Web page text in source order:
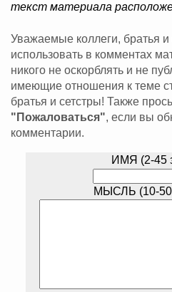
текст материала
Уважаемые коллеги, братья
использовать в комментах
никого не оскорблять и не
имеющие отношения к теме
братья и сетстры! Также
"Пожаловаться", если вы
комментарии.
ИМЯ (2-45
МЫСЛЬ (10-